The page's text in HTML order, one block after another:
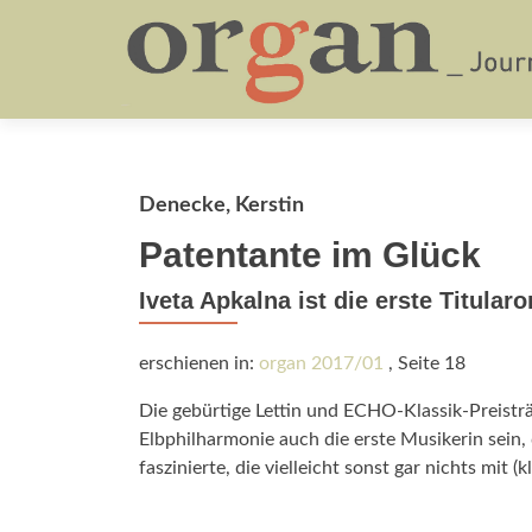
Denecke, Kerstin
Patentante im Glück
Iveta Apkalna ist die erste
erschienen in: organ 2017/01 , Seite 18
Die gebürtige Lettin und ECHO-Klassik-
Elbphilharmonie auch die erste Musikerin
faszinierte, die vielleicht sonst gar nichts mit